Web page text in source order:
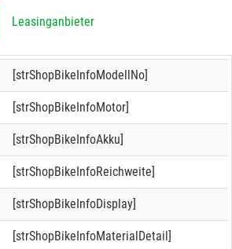
Leasinganbieter
[strShopBikeInfoModellNo]
[strShopBikeInfoMotor]
[strShopBikeInfoAkku]
[strShopBikeInfoReichweite]
[strShopBikeInfoDisplay]
[strShopBikeInfoMaterialDetail]